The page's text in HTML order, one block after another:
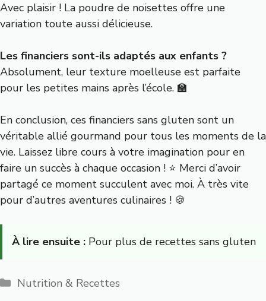
Avec plaisir ! La poudre de noisettes offre une
variation toute aussi délicieuse.
Les financiers sont-ils adaptés aux enfants ?
Absolument, leur texture moelleuse est parfaite
pour les petites mains après l’école. 🏫
En conclusion, ces financiers sans gluten sont un
véritable allié gourmand pour tous les moments de la
vie. Laissez libre cours à votre imagination pour en
faire un succès à chaque occasion ! ⭐️ Merci d’avoir
partagé ce moment succulent avec moi. À très vite
pour d’autres aventures culinaires ! 🍪
À lire ensuite : Pour plus de recettes sans gluten
Catégories
Nutrition & Recettes